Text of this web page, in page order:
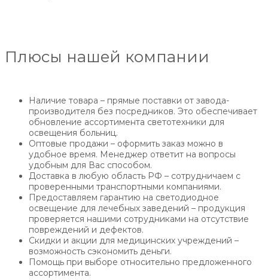
Плюсы нашей компании
Наличие товара – прямые поставки от завода-
производителя без посредников. Это обеспечивает
обновление ассортимента светотехники для
освещения больниц.
Оптовые продажи – оформить заказ можно в
удобное время. Менеджер ответит на вопросы
удобным для Вас способом.
Доставка в любую область РФ – сотрудничаем с
проверенными транспортными компаниями.
Предоставляем гарантию на светодиодное
освещение для лечебных заведений – продукция
проверяется нашими сотрудниками на отсутствие
повреждений и дефектов.
Скидки и акции для медицинских учреждений –
возможность сэкономить деньги.
Помощь при выборе относительно предложенного
ассортимента.